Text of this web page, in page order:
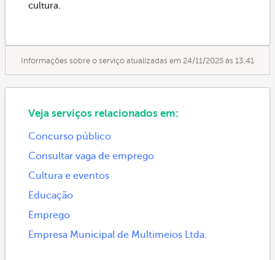
cultura.
Informações sobre o serviço atualizadas em 24/11/2025 às 13:41
Veja serviços relacionados em:
Concurso público
Consultar vaga de emprego
Cultura e eventos
Educação
Emprego
Empresa Municipal de Multimeios Ltda.